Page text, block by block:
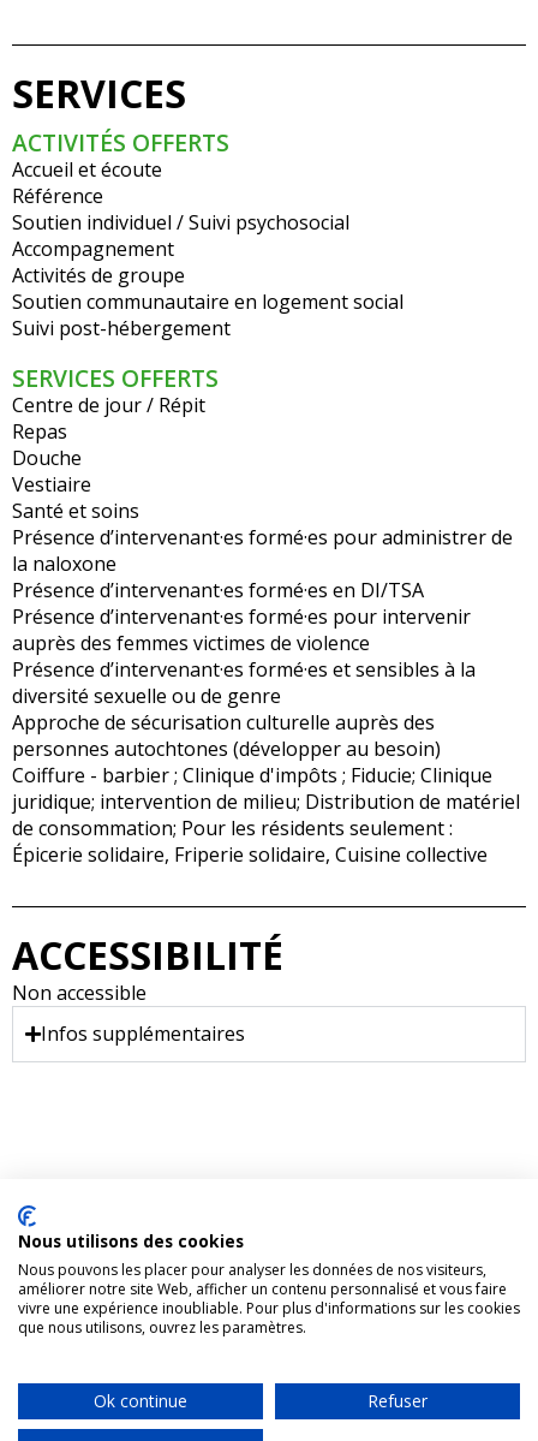
SERVICES
ACTIVITÉS OFFERTS
Accueil et écoute
Référence
Soutien individuel / Suivi psychosocial
Accompagnement
Activités de groupe
Soutien communautaire en logement social
Suivi post-hébergement
SERVICES OFFERTS
Centre de jour / Répit
Repas
Douche
Vestiaire
Santé et soins
Présence d’intervenant·es formé·es pour administrer de
la naloxone
Présence d’intervenant·es formé·es en DI/TSA
Présence d’intervenant·es formé·es pour intervenir
auprès des femmes victimes de violence
Présence d’intervenant·es formé·es et sensibles à la
diversité sexuelle ou de genre
Approche de sécurisation culturelle auprès des
personnes autochtones (développer au besoin)
Coiffure - barbier ; Clinique d'impôts ; Fiducie; Clinique
juridique; intervention de milieu; Distribution de matériel
de consommation; Pour les résidents seulement :
Épicerie solidaire, Friperie solidaire, Cuisine collective
ACCESSIBILITÉ
Non accessible
Infos supplémentaires
1431, rue Fullum, Montréal (Québec). H2K 0B5
Organisme appuyé parCentraide
Tous droits réservés RAPSIM © 2024 |
Nous utilisons des cookies
Nous pouvons les placer pour analyser les données de nos visiteurs,
améliorer notre site Web, afficher un contenu personnalisé et vous faire
vivre une expérience inoubliable. Pour plus d'informations sur les cookies
que nous utilisons, ouvrez les paramètres.
Ok continue
Refuser